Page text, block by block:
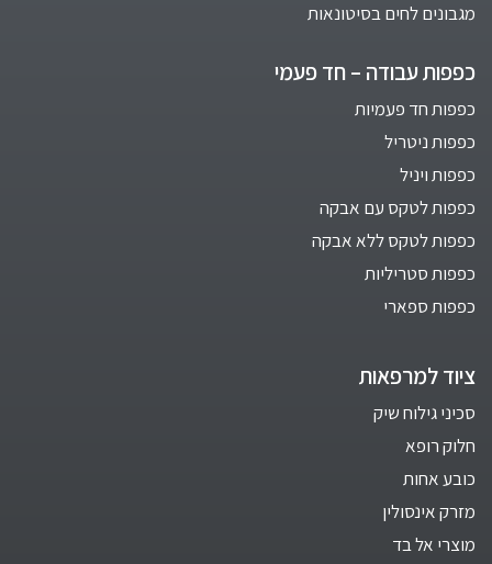
מגבונים לחים בסיטונאות
כפפות עבודה – חד פעמי
כפפות חד פעמיות
כפפות ניטריל
כפפות ויניל
כפפות לטקס עם אבקה
כפפות לטקס ללא אבקה
כפפות סטריליות
כפפות ספארי
ציוד למרפאות
סכיני גילוח שיק
חלוק רופא
כובע אחות
מזרק אינסולין
מוצרי אל בד